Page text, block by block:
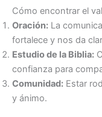
Cómo encontrar el
Oración: La
fortalece y nos da
Estudio de la Biblia:
confianza para
Comunidad: Estar
y ánimo.